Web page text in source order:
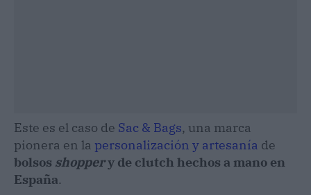
Este es el caso de Sac & Bags, una marca
pionera en la personalización y artesanía de
bolsos shoppery de clutch hechos a mano en
España.